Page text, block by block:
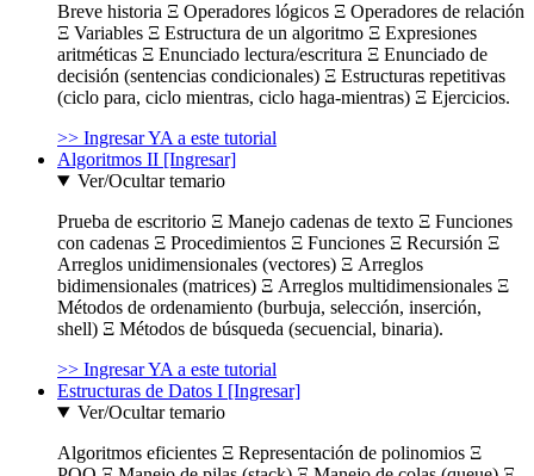
Breve historia Ξ Operadores lógicos Ξ Operadores de relación
Ξ Variables Ξ Estructura de un algoritmo Ξ Expresiones
aritméticas Ξ Enunciado lectura/escritura Ξ Enunciado de
decisión (sentencias condicionales) Ξ Estructuras repetitivas
(ciclo para, ciclo mientras, ciclo haga-mientras) Ξ Ejercicios.
>> Ingresar YA a este tutorial
Algoritmos II [Ingresar]
Ver/Ocultar temario
Prueba de escritorio Ξ Manejo cadenas de texto Ξ Funciones
con cadenas Ξ Procedimientos Ξ Funciones Ξ Recursión Ξ
Arreglos unidimensionales (vectores) Ξ Arreglos
bidimensionales (matrices) Ξ Arreglos multidimensionales Ξ
Métodos de ordenamiento (burbuja, selección, inserción,
shell) Ξ Métodos de búsqueda (secuencial, binaria).
>> Ingresar YA a este tutorial
Estructuras de Datos I [Ingresar]
Ver/Ocultar temario
Algoritmos eficientes Ξ Representación de polinomios Ξ